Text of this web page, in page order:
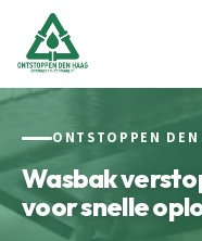
ONTSTOPPEN DEN
Wasbak
voor snelle